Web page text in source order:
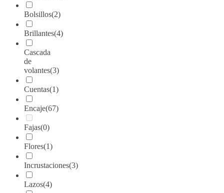
Bolsillos(2)
Brillantes(4)
Cascada
de
volantes(3)
Cuentas(1)
Encaje(67)
Fajas(0)
Flores(1)
Incrustaciones(3)
Lazos(4)